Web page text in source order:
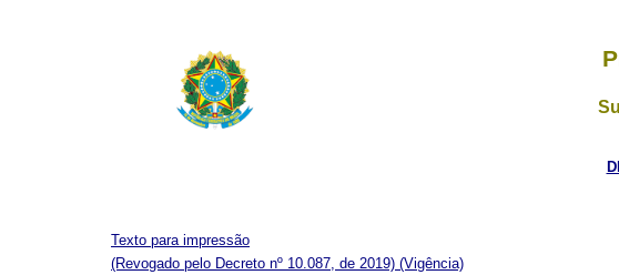
Texto para impressão
(Revogado pelo Decreto nº 10.087, de 2019) (Vigência)